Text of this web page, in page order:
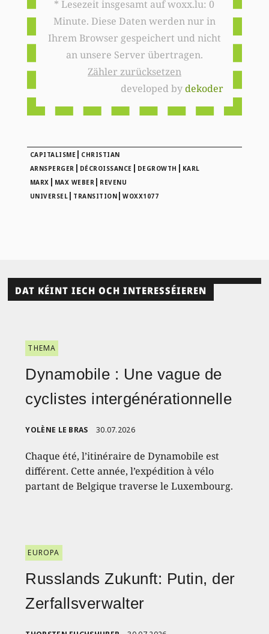
* Lesezeit insgesamt auf woxx.lu: 0
Minute. Diese Daten werden nur in
Ihrem Browser gespeichert und nicht
an unsere Server übertragen.
Zähler zurücksetzen
developed bydekoder
CAPITALISME | CHRISTIAN
ARNSPERGER | DÉCROISSANCE | DEGROWTH | KARL
MARX | MAX WEBER | REVENU
UNIVERSEL | TRANSITION |WOXX1077
DAT KÉINT IECH OCH INTERESSÉIEREN
THEMA
Dynamobile : Une vague de
cyclistes intergénérationnelle
YOLÈNE LE BRAS 30.07.2026
Chaque été, l’itinéraire de Dynamobile est
différent. Cette année, l’expédition à vélo
partant de Belgique traverse le Luxembourg.
EUROPA
Russlands Zukunft: Putin, der
Zerfallsverwalter